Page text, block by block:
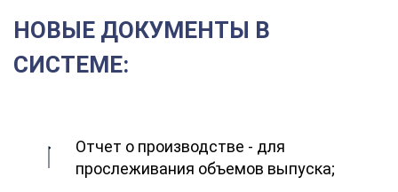
НОВЫЕ ДОКУМЕНТЫ В
СИСТЕМЕ:
Отчет о производстве - для
прослеживания объемов выпуска;